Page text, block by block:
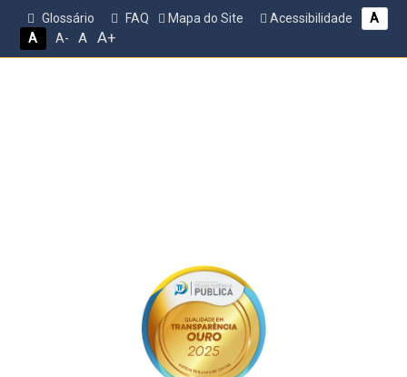
Glossário FAQ Mapa do Site Acessibilidade
A
A
A- A A+